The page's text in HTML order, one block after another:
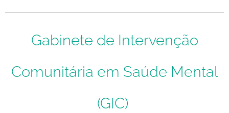
Gabinete de Intervenção
Comunitária em Saúde Mental
(GIC)